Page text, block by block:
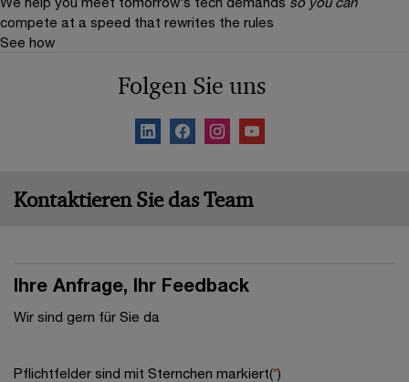
compete at a speed that rewrites the rules
See how
Folgen Sie uns
Kontaktieren Sie das Team
Ihre Anfrage, Ihr Feedback
Wir sind gern für Sie da
Pflichtfelder sind mit Sternchen markiert(*)